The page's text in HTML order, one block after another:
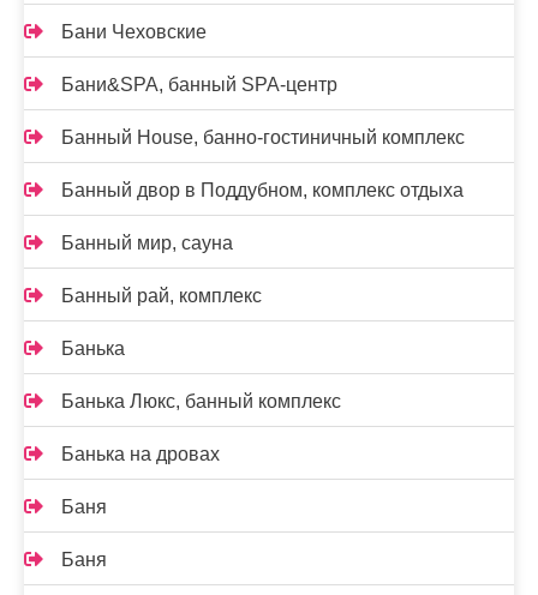
Бани Чеховские
Бани&SPA, банный SPA-центр
Банный House, банно-гостиничный комплекс
Банный двор в Поддубном, комплекс отдыха
Банный мир, сауна
Банный рай, комплекс
Банька
Банька Люкс, банный комплекс
Банька на дровах
Баня
Баня